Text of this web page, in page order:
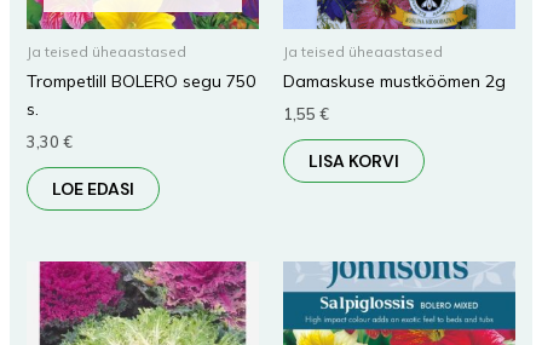
Ja teised üheaastased
Trompetlill BOLERO segu 750
s.
3,30 €
LOE EDASI
Ja teised üheaastased
Damaskuse mustköömen 2g
1,55 €
LISA KORVI